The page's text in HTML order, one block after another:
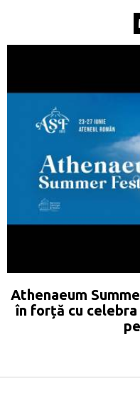
Athenaeum
în forță cu celebra